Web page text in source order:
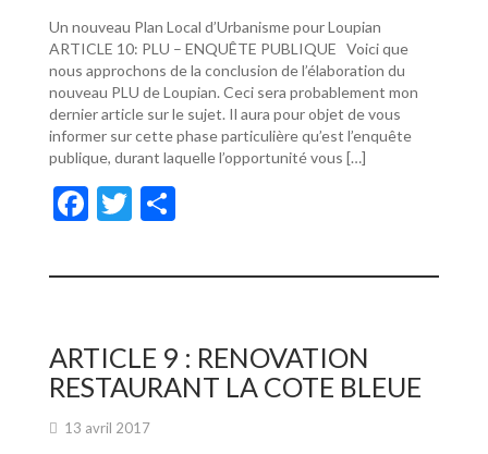
Un nouveau Plan Local d’Urbanisme pour Loupian
ARTICLE 10: PLU – ENQUÊTE PUBLIQUE Voici que
nous approchons de la conclusion de l’élaboration du
nouveau PLU de Loupian. Ceci sera probablement mon
dernier article sur le sujet. Il aura pour objet de vous
informer sur cette phase particulière qu’est l’enquête
publique, durant laquelle l’opportunité vous […]
F
e
o
o
k
T
itt ta
er
ARTICLE 9 : RENOVATION
RESTAURANT LA COTE BLEUE
13 avril 2017